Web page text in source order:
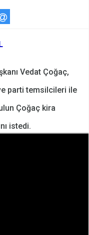
Vedat Çoğaç,
parti temsilcileri ile
Çoğaç kira
istedi.